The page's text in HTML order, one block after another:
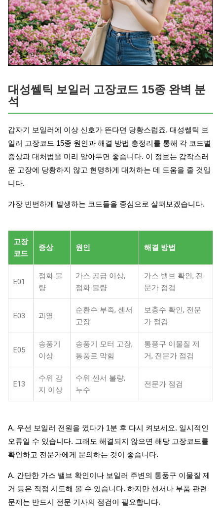
대성쎌틱 보일러 고장코드 15종 완벽 분
석
갑자기 보일러에 이상 신호가 뜬다면 당황스럽죠. 대성쎌틱 보
일러 고장코드 15종 원인과 해결 방법 총정리를 통해 각 코드별
증상과 대처법을 미리 알아두면 좋습니다. 이 정보는 갑작스러
운 고장에 당황하지 않고 현명하게 대처하는 데 도움을 줄 것입
니다.
가장 빈번하게 발생하는 코드들을 중심으로 살펴보겠습니다.
고장
코드
증상 원인 해결 방법
E01
점화 불
량
가스 공급 이상,
점화 불량
가스 밸브 확인, 전
문가 점검
E03 과열
순환수 부족, 센서
고장
보충수 확인, 전문
가 점검
E05
송풍기
이상
송풍기 모터 고장,
통풍로 막힘
통풍구 이물질 제
거, 전문가 점검
E13
수위 감
지 이상
수위 센서 불량,
누수
전문가 점검
A. 우선 보일러 전원을 껐다가 1분 후 다시 켜보세요. 일시적인
오류일 수 있습니다. 그래도 해결되지 않으면 해당 고장코드를
확인하고 전문가에게 문의하는 것이 좋습니다.
A. 간단한 가스 밸브 확인이나 보일러 주변의 통풍구 이물질 제
거 등은 직접 시도해 볼 수 있습니다. 하지만 센서나 부품 관련
문제는 반드시 전문 기사의 점검이 필요합니다.